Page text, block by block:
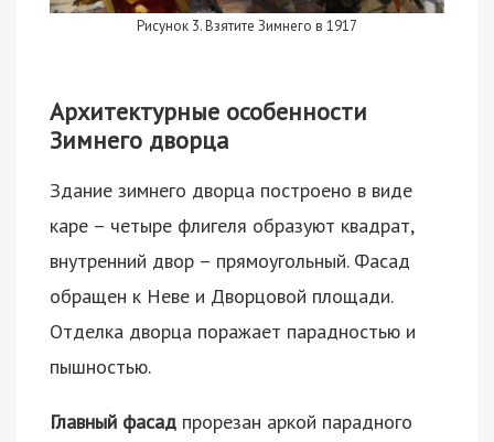
Рисунок 3. Взятите Зимнего в 1917
Архитектурные особенности
Зимнего дворца
Здание зимнего дворца построено в виде
каре – четыре флигеля образуют квадрат,
внутренний двор – прямоугольный. Фасад
обращен к Неве и Дворцовой площади.
Отделка дворца поражает парадностью и
пышностью.
Главный фасад прорезан аркой парадного